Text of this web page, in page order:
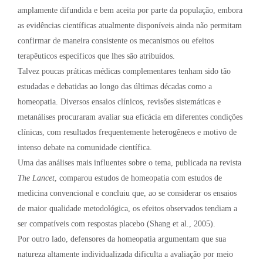
amplamente difundida e bem aceita por parte da população, embora
as evidências científicas atualmente disponíveis ainda não permitam
confirmar de maneira consistente os mecanismos ou efeitos
terapêuticos específicos que lhes são atribuídos.
Talvez poucas práticas médicas complementares tenham sido tão
estudadas e debatidas ao longo das últimas décadas como a
homeopatia. Diversos ensaios clínicos, revisões sistemáticas e
metanálises procuraram avaliar sua eficácia em diferentes condições
clínicas, com resultados frequentemente heterogêneos e motivo de
intenso debate na comunidade científica.
Uma das análises mais influentes sobre o tema, publicada na revista
The Lancet , comparou estudos de homeopatia com estudos de
medicina convencional e concluiu que, ao se considerar os ensaios
de maior qualidade metodológica, os efeitos observados tendiam a
ser compatíveis com respostas placebo (Shang et al., 2005).
Por outro lado, defensores da homeopatia argumentam que sua
natureza altamente individualizada dificulta a avaliação por meio